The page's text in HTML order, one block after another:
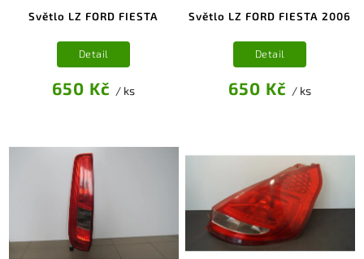
Světlo LZ FORD FIESTA
650 Kč / ks
Detail
Světlo LZ FORD FIESTA 2006
650 Kč / ks
Detail